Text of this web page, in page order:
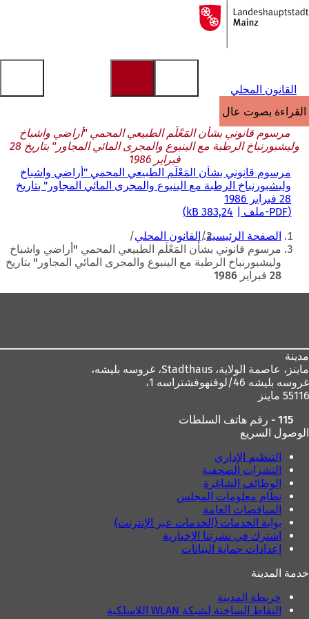
الانتقال إلى المحتوى
إلى
الصفحة
القانون المحلي
القراءة بصوت عالٍ
مرسوم قانوني بشأن المَعْلَم الطبيعي المحمي "أراضي واشباخ
وليشبورنباخ الرطبة مع الينبوع والمجرى المائي المجاور" بتاريخ 28
فبراير 1986
مرسوم قانوني بشأن المَعْلَم الطبيعي المحمي "أراضي واشباخ
وليشبورنباخ الرطبة مع الينبوع والمجرى المائي المجاور" بتاريخ
28 فبراير 1986
PDF-ملف 383,24 kB
أنت
هنا
الصفحة الرئيسية القانون المحلي
مرسوم قانوني بشأن المَعْلَم الطبيعي المحمي "أراضي واشباخ
وليشبورنباخ الرطبة مع الينبوع والمجرى المائي المجاور" بتاريخ
28 فبراير 1986
مدينة
ماينز، عاصمة الولاية،
غروسه بليشه 46/لوفنهوفشتراسه 1،
55116 ماينز
115 - رقم هاتف السلطات
الوصول السريع
التنظيم الإداري
النشرات الصحفية
الوظائف الشاغرة
نظام معلومات المجلس
المناقصات العامة
بوابة الخدمات (الخدمات عبر الإنترنت)
اشترك في نشرتنا الإخبارية
إعدادات حماية البيانات
خدمة المدينة
خريطة المدينة
النقاط الساخنة لشبكة WLAN اللاسلكية